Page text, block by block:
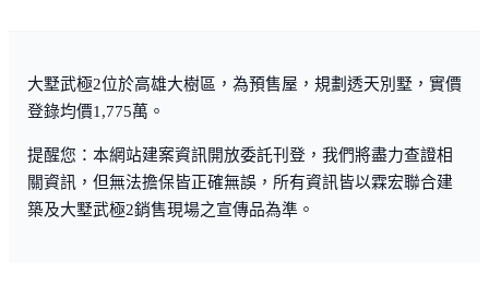
大墅武極2位於高雄大樹區，為預售屋，規劃透天別墅，實價
登錄均價1,775萬。
提醒您：本網站建案資訊開放委託刊登，我們將盡力查證相
關資訊，但無法擔保皆正確無誤，所有資訊皆以霖宏聯合建
築及大墅武極2銷售現場之宣傳品為準。